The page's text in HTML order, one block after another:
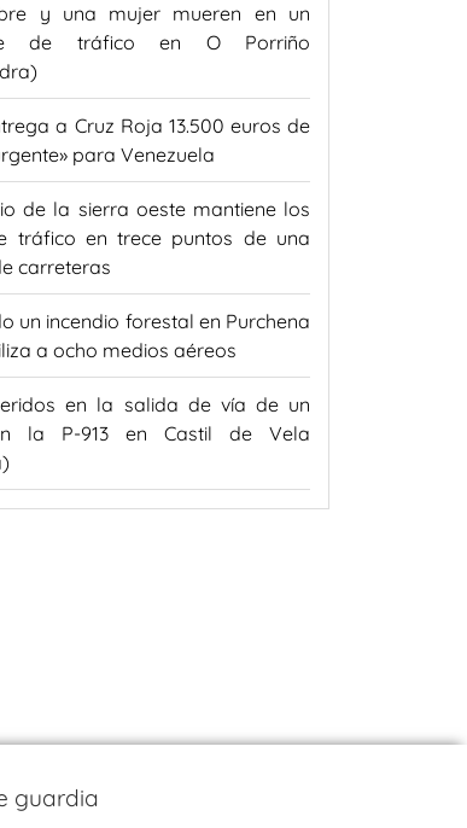
y una mujer mueren en un
de tráfico en O Porriño
a Cruz Roja 13.500 euros de
para Venezuela
de la sierra oeste mantiene los
tráfico en trece puntos de una
carreteras
un incendio forestal en Purchena
a ocho medios aéreos
en la salida de vía de un
la P-913 en Castil de Vela
guardia